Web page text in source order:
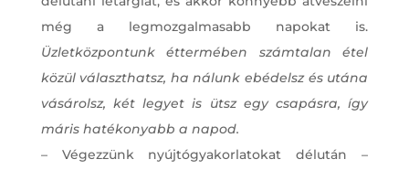
még a legmozgalmasabb napokat is.
Üzletközpontunk éttermében számtalan étel
közül választhatsz, ha nálunk ebédelsz és utána
vásárolsz, két legyet is ütsz egy csapásra, így
máris hatékonyabb a napod.
– Végezzünk nyújtógyakorlatokat délután –